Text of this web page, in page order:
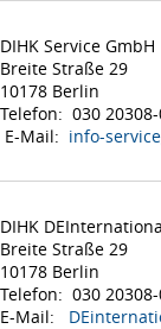
DIHK Service GmbH
Breite Straße 29
10178 Berlin
Telefon: 030
E-Mail: info-
DIHK
Breite Straße 29
10178 Berlin
Telefon: 030
E-Mail: